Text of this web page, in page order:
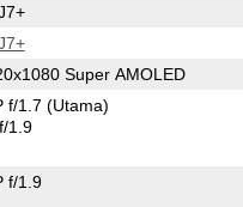
Super AMOLED
f/1.7(Utama)
1.9
f/1.9